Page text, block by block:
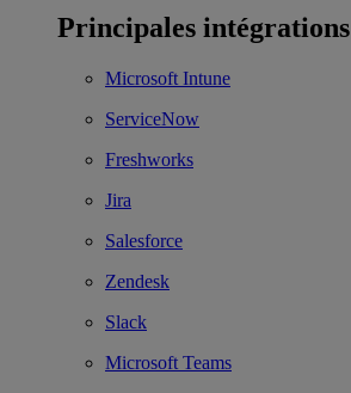
Principales intégrations
Microsoft Intune
ServiceNow
Freshworks
Jira
Salesforce
Zendesk
Slack
Microsoft Teams